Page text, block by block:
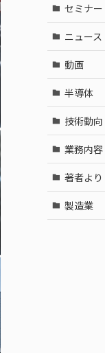
セミナー
ニュース
動画
半導体
技術動向
業務内容
著者より
製造業